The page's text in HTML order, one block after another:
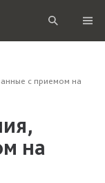
с приемом на
на